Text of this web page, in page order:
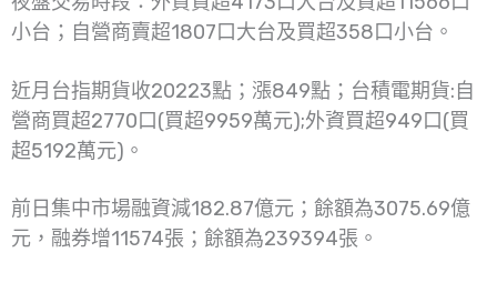
小台；自營商賣超1807口大台及買超358口小台。
近月台指期貨收20223點；漲849點；台積電期貨:自
營商買超2770口(買超9959萬元);外資買超949口(買
超5192萬元)。
前日集中市場融資減182.87億元；餘額為3075.69億
元，融券增11574張；餘額為239394張。